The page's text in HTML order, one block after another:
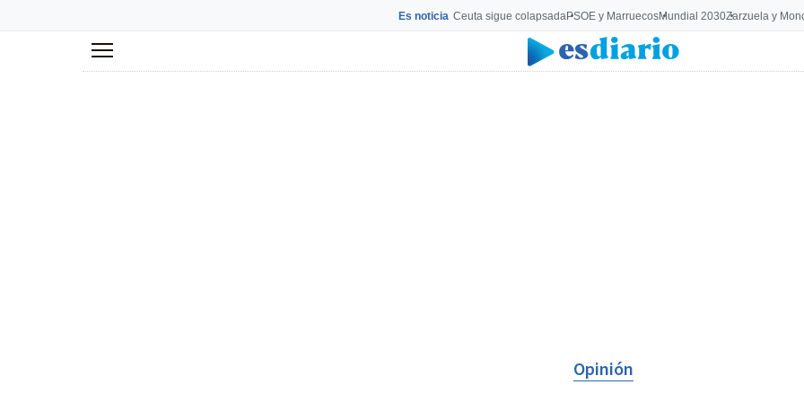
Es noticia Ceuta sigue colapsadaPSOE y MarruecosMundial 2030Zarzuela y
Menú
Opinión